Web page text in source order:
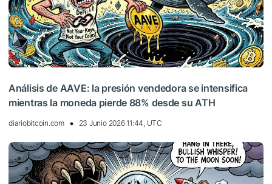
Análisis de AAVE: la presión vendedora se intensifica
mientras la moneda pierde 88% desde su ATH
diariobitcoin.com 23 Junio 2026 11:44, UTC